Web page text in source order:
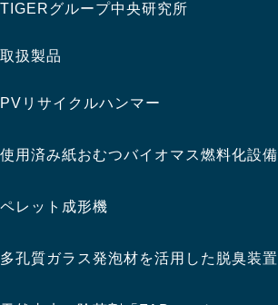
TIGERグループ中央研究所
取扱製品
PVリサイクルハンマー
使用済み紙おむつバイオマス燃料化設備
ペレット成形機
多孔質ガラス発泡材を活用した脱臭装置